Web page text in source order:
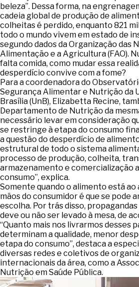
beleza”. Dessa forma, na
cadeia global de produção de
colheitas é perdido, enquanto 821
todo o mundo vivem em estado de
segundo dados da Organização das
Alimentação e a Agricultura (FAO).
falta comida, como mudar essa
desperdício convive com a fome?
Para a coordenadora do
Segurança Alimentar e Nutrição da
Brasília (UnB), Elizabetta Recine,
Departamento de Nutrição da
necessário levar em consideração
se restringe à etapa do consumo
a questão do desperdício de
estrutural de todo o sistema
processo de produção, colheita,
armazenamento e comercialização
consumo”, explica.
Somente quando o alimento está ao
mãos do consumidor é que se pode
escolha. Por trás disso,
deve ou não ser levado à mesa, de
“Quanto mais nos livrarmos desses
determinam a qualidade, menor
etapa do consumo”, destaca a
diversas redes e coletivos de
internacionais da área, como a
Nutrição em Saúde Pública.